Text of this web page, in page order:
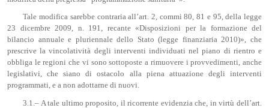
Tale modifica sarebbe contraria all’art. 2, commi 80, 81 e 95, della legge
23 dicembre 2009, n. 191, recante «Disposizioni per la formazione del
bilancio annuale e pluriennale dello Stato (legge finanziaria 2010)», che
prescrive la vincolatività degli interventi individuati nel piano di rientro e
obbliga le regioni che vi sono sottoposte a rimuovere i provvedimenti, anche
legislativi, che siano di ostacolo alla piena attuazione degli interventi
programmati, e a non adottarne di nuovi.
3.1.– A tale ultimo proposito, il ricorrente evidenzia che, in virtù dell’art.